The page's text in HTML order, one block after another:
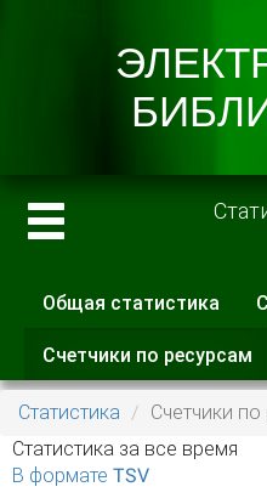
Главные
Общая статистика
Счетчики по ресурсам
Статистика
Счетчики
Статистика за все время
В формате TSV